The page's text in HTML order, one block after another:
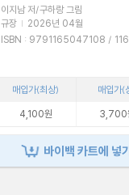
이지남 저/구하랑 그림
규장 | 2026년 04월
ISBN :
매입가(최상) 매입가(
4,100원 3,700
바이백 카트에 넣